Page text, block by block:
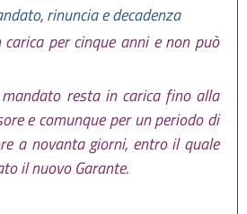
rinuncia e decadenza
per cinque anni e non può
resta in carica fino alla
e comunque per un periodo di
a novanta giorni, entro il quale
il nuovo Garante.